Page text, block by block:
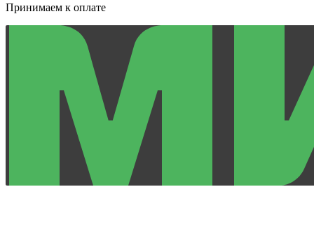
Принимаем к оплате